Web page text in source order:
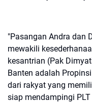
"Pasangan Andra dan
mewakili
kesantrian (Pak
Banten adalah
dari rakyat yang
siap mendampingi